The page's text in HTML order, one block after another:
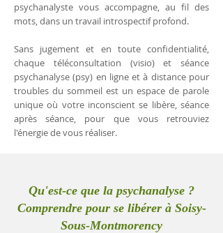
psychanalyste vous accompagne, au fil des
mots, dans un travail introspectif profond.
Sans jugement et en toute confidentialité,
chaque téléconsultation (visio) et séance
psychanalyse (psy) en ligne et à distance pour
troubles du sommeil est un espace de parole
unique où votre inconscient se libère, séance
après séance, pour que vous retrouviez
l'énergie de vous réaliser.
Qu'est-ce que la psychanalyse ?
Comprendre pour se libérer à Soisy-
Sous-Montmorency